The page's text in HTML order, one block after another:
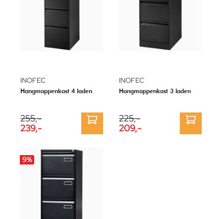
INOFEC
Hangmappenkast 4 laden
255,-
239,-
INOFEC
Hangmappenkast 3 laden
225,-
209,-
9%